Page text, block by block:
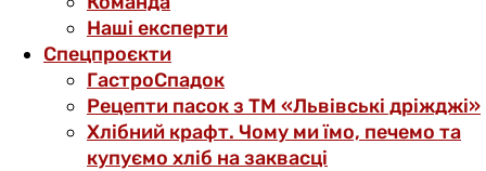
Наші експерти
Спецпроєкти
ГастроСпадок
Рецепти пасок з ТМ «Львівські дріжджі»
Хлібний крафт. Чому ми їмо, печемо та
купуємо хліб на заквасці